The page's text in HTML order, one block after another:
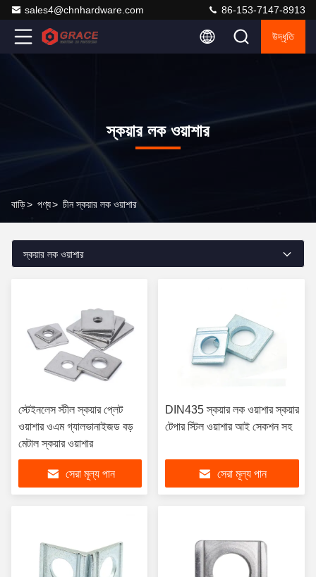
sales4@chnhardware.com 86-153-7147-8913
উদ্ধৃতি
স্কয়ার লক ওয়াশার
বাড়ি> পণ্য> চীন স্কয়ার লক ওয়াশার
স্কয়ার লক ওয়াশার
স্টেইনলেস স্টীল স্কয়ার প্লেট
ওয়াশার ওএম গ্যালভানাইজড বড়
মেটাল স্কয়ার ওয়াশার
সেরা মূল্য পান
DIN435 স্কয়ার লক ওয়াশার স্কয়ার
টেপার স্টিল ওয়াশার আই সেকশন সহ
সেরা মূল্য পান